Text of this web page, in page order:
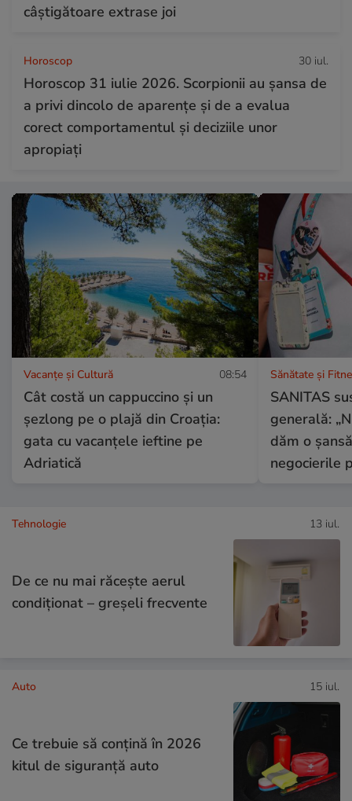
câștigătoare extrase joi
Horoscop 30 iul.
Horoscop 31 iulie 2026. Scorpionii au șansa de
a privi dincolo de aparențe și de a evalua
corect comportamentul și deciziile unor
apropiați
Vacanțe și Cultură 08:54
Cât costă un cappuccino și un
șezlong pe o plajă din Croația:
gata cu vacanțele ieftine pe
Adriatică
Sănătate și
SANITAS
generală:
dăm o
negocierile
Tehnologie 13 iul.
De ce nu mai răcește aerul
condiționat – greșeli frecvente
Auto 15 iul.
Ce trebuie să conţină în 2026
kitul de siguranţă auto